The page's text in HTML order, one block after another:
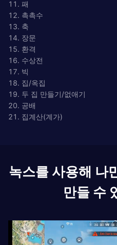
11. 패
12. 촉촉수
13. 축
14. 장문
15. 환격
16. 수상전
17. 빅
18. 집/옥집
19. 두 집 만들기/없애기
20. 공배
21. 집계산(계가)
녹스를 사용해 나
만들 수